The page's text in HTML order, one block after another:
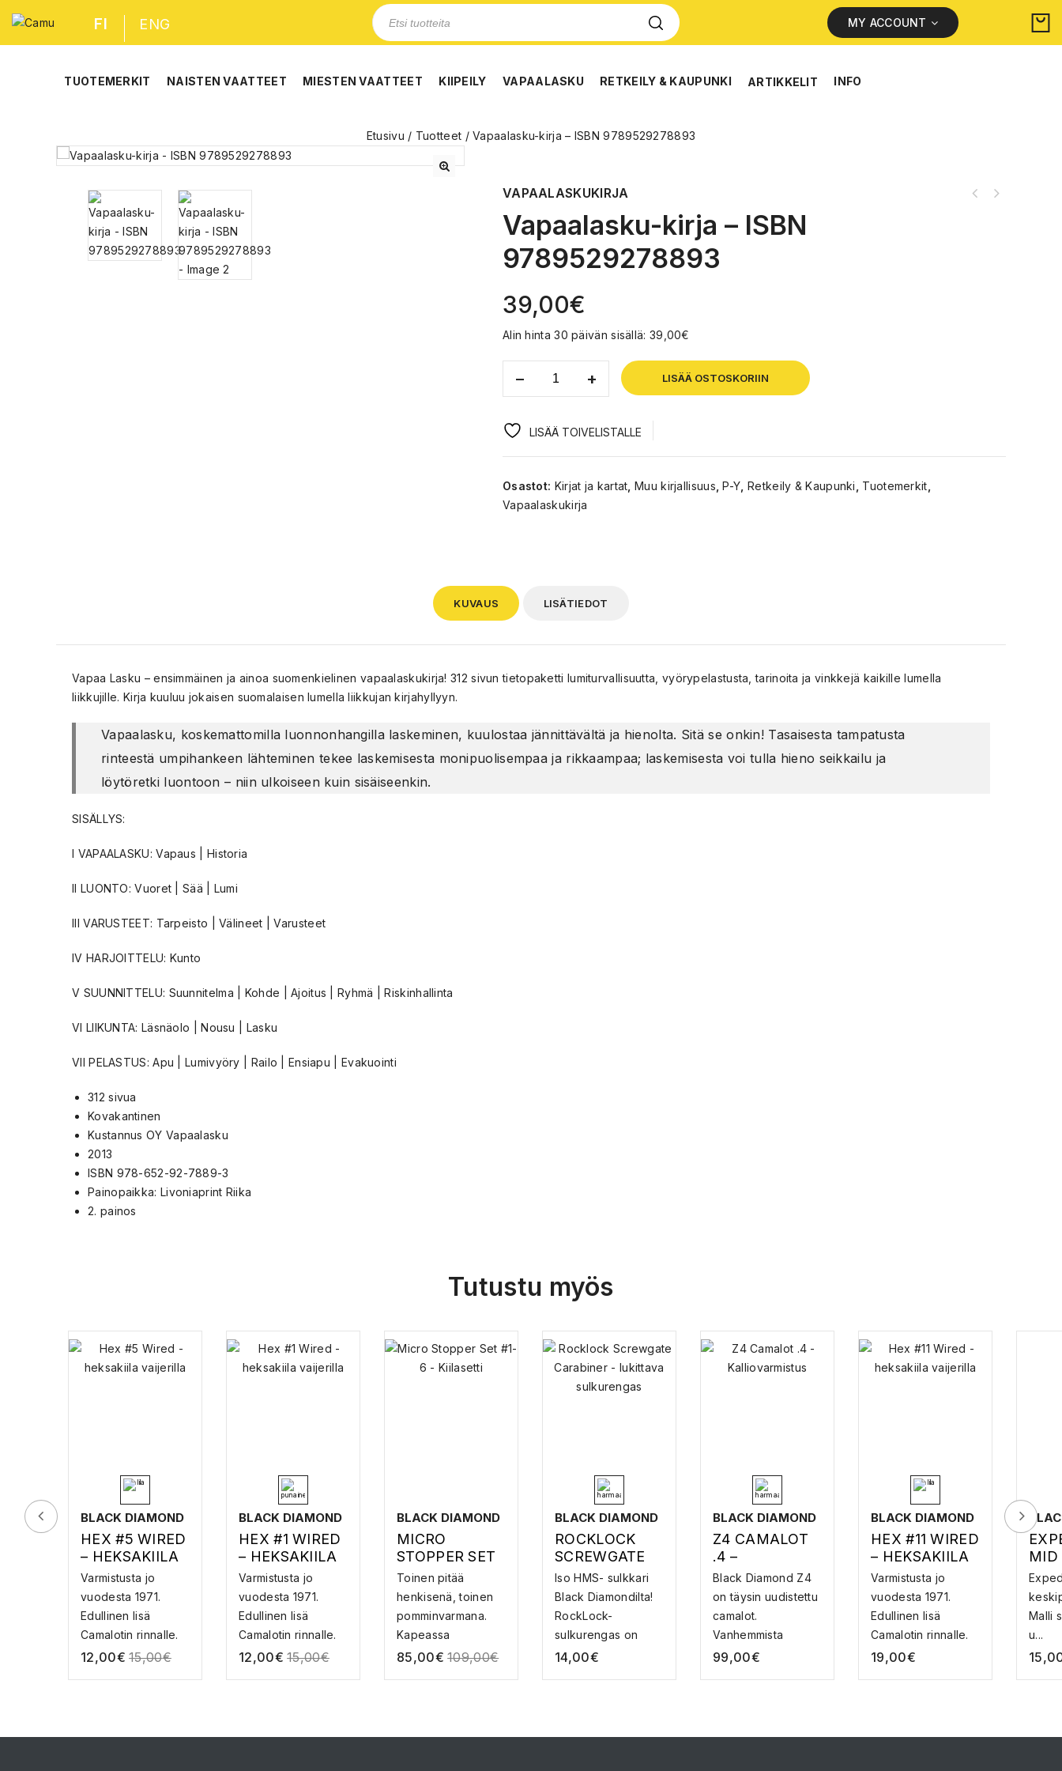
FI ENG MY ACCOUNT
TUOTEMERKIT NAISTEN VAATTEET MIESTEN VAATTEET KIIPEILY VAPAALASKU RETKEILY & KAUPUNKI ARTIKKELIT INFO
Etusivu / Tuotteet /Vapaalasku-kirja – ISBN 9789529278893
VAPAALASKUKIRJA
Vapaalasku-kirja – ISBN
9789529278893
39,00€
Alin hinta 30 päivän sisällä: 39,00€
LISÄÄ OSTOSKORIIN
LISÄÄ TOIVELISTALLE
Osastot: Kirjat ja kartat ,Muu kirjallisuus ,P-Y Retkeily & Kaupunki Tuotemerkit
Vapaalaskukirja
KUVAUS LISÄTIEDOT
Vapaa Lasku – ensimmäinen ja ainoa suomenkielinen vapaalaskukirja! 312 sivun tietopaketti lumiturvallisuutta, vyörypelastusta, tarinoita ja vinkkejä kaikille lumella
liikkujille. Kirja kuuluu jokaisen suomalaisen lumella liikkujan kirjahyllyyn.
Vapaalasku, koskemattomilla luonnonhangilla laskeminen, kuulostaa jännittävältä ja hienolta. Sitä se onkin! Tasaisesta tampatusta
rinteestä umpihankeen lähteminen tekee laskemisesta monipuolisempaa ja rikkaampaa; laskemisesta voi tulla hieno seikkailu ja
löytöretki luontoon – niin ulkoiseen kuin sisäiseenkin.
SISÄLLYS:
I VAPAALASKU: Vapaus | Historia
II LUONTO: Vuoret | Sää | Lumi
III VARUSTEET: Tarpeisto | Välineet | Varusteet
IV HARJOITTELU: Kunto
V SUUNNITTELU: Suunnitelma | Kohde | Ajoitus | Ryhmä | Riskinhallinta
VI LIIKUNTA: Läsnäolo | Nousu | Lasku
VII PELASTUS: Apu | Lumivyöry | Railo | Ensiapu | Evakuointi
312 sivua
Kovakantinen
Kustannus OY Vapaalasku
2013
ISBN 978-652-92-7889-3
Painopaikka: Livoniaprint Riika
2. painos
Tutustu myös
BLACK DIAMOND
HEX #5 WIRED
– HEKSAKIILA
VAIJERILLA
Varmistusta jo
vuodesta 1971.
Edullinen lisä
Camalotin rinnalle.
Mo...
12,00€ 15,00€
BLACK DIAMOND
HEX #1 WIRED
– HEKSAKIILA
VAIJERILLA
Varmistusta jo
vuodesta 1971.
Edullinen lisä
Camalotin rinnalle.
Mo...
12,00€ 15,00€
BLACK DIAMOND
MICRO
STOPPER SET
#1-6 –
KIILASETTI
Toinen pitää
henkisenä, toinen
pomminvarmana.
Kapeassa
halkeamassa ...
85,00€ 109,00€
BLACK DIAMOND
ROCKLOCK
SCREWGATE
CARABINER –
LUKITTAVA
SULKURENGA
Iso HMS- sulkkari
Black Diamondilta!
RockLock-
sulkurengas on
ideaa...
14,00€
BLACK DIAMOND
Z4 CAMALOT
.4 –
KALLIOVARMIS
TUS
Black Diamond Z4
on täysin uudistettu
camalot.
Vanhemmista
malleist...
99,00€
BLACK DIAMOND
HEX #11 WIRED
– HEKSAKIILA
VAIJERILLA
Varmistusta jo
vuodesta 1971.
Edullinen lisä
Camalotin rinnalle.
Mo...
19,00€
MID
Malli
u...